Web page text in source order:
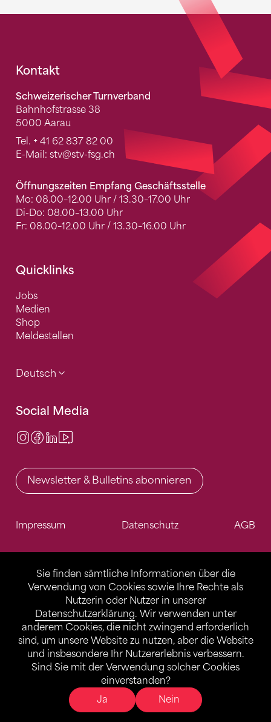
Sie finden sämtliche Informationen über die
Verwendung von Cookies sowie Ihre Rechte als
Nutzerin oder Nutzer in unserer
Datenschutzerklärung. Wir verwenden unter
anderem Cookies, die nicht zwingend erforderlich
sind, um unsere Website zu nutzen, aber die Website
und insbesondere Ihr Nutzererlebnis verbessern.
Sind Sie mit der Verwendung solcher Cookies
einverstanden?
Ja
Nein
Fusszeile
Kontakt
Schweizerischer Turnverband
Bahnhofstrasse 38
5000 Aarau
Tel. + 41 62 837 82 00
E-Mail: stv@stv-fsg.ch
Öffnungszeiten Empfang Geschäftsstelle
Mo: 08.00–12.00 Uhr / 13.30–17.00 Uhr
Di-Do: 08.00–13.00 Uhr
Fr: 08.00–12.00 Uhr / 13.30–16.00 Uhr
Quicklinks
Jobs
Medien
Shop
Meldestellen
Deutsch
Social Media
Instagram
Facebook
LinkedIn
Newsletter & Bulletins abonnieren
Impressum Datenschutz AGB